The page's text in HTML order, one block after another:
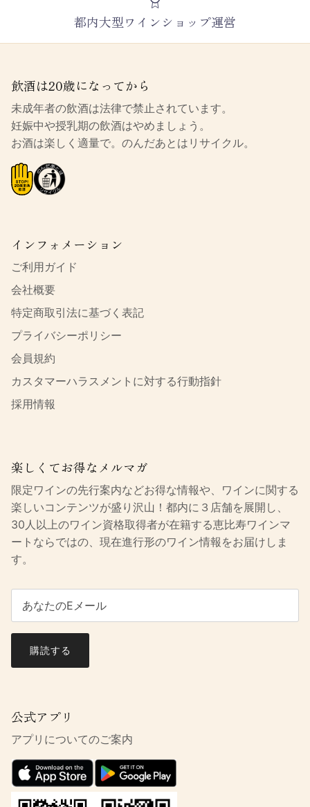
都内大型ワインショップ運営
飲酒は20歳になってから
未成年者の飲酒は法律で禁止されています。
妊娠中や授乳期の飲酒はやめましょう。
お酒は楽しく適量で。のんだあとはリサイクル。
インフォメーション
ご利用ガイド
会社概要
特定商取引法に基づく表記
プライバシーポリシー
会員規約
カスタマーハラスメントに対する行動指針
採用情報
楽しくてお得なメルマガ
限定ワインの先行案内などお得な情報や、ワインに関する
楽しいコンテンツが盛り沢山！都内に３店舗を展開し、
30人以上のワイン資格取得者が在籍する恵比寿ワインマ
ートならではの、現在進行形のワイン情報をお届けしま
す。
購読する
公式アプリ
アプリについてのご案内